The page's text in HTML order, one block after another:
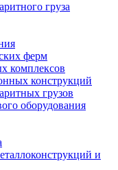
груза
ферм
комплексов
конструкций
грузов
оборудования
и